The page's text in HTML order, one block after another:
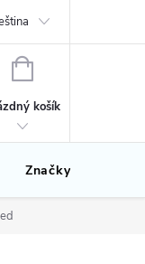
NÁKUPNÍ
košík
Značky